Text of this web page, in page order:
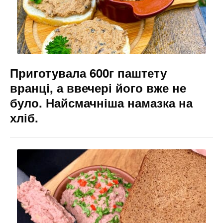
Приготувала 600г паштету
вранці, а ввечері його вже не
було. Найсмачніша намазка на
хліб.